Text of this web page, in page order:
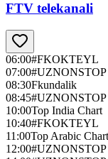
FTV telekanali
06:00#FKOKTEYL
07:00#UZNONSTOP
08:30Fkundalik
08:45#UZNONSTOP
10:00Top India Chart
10:40#FKOKTEYL
11:00Top Arabic Chart
12:00#UZNONSTOP